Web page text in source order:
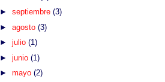
► septiembre (3)
► agosto (3)
► julio (1)
► junio (1)
► mayo (2)